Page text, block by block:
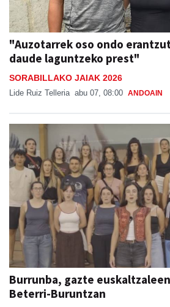
"Auzotarrek oso ondo
daude laguntzeko prest"
SORABILLAKO JAIAK 2026
Lide Ruiz Telleria abu 07, 08:00 ANDOAIN
Burrunba, gazte
Beterri-Buruntzan